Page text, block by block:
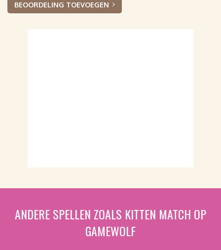
BEOORDELING TOEVOEGEN
ANDERE SPELLEN ZOALS KITTEN MATCH OP
GAMEWOLF